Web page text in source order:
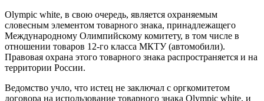
Olympic white, в свою очередь, является охраняемым
словесным элементом товарного знака, принадлежащего
Международному Олимпийскому комитету, в том числе в
отношении товаров 12-го класса МКТУ (автомобили).
Правовая охрана этого товарного знака распространяется и на
территории России.
Ведомство учло, что истец не заключал с оргкомитетом
договора на использование товарного знака Olympic white, и